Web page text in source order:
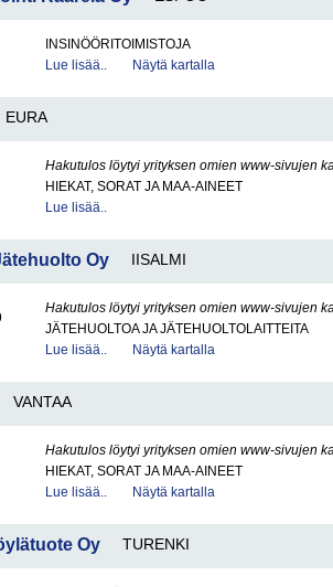
INSINÖÖRITOIMISTOJA
Lue lisää..
Näytä kartalla
EURA
Hakutulos löytyi yrityksen omien www-sivujen
HIEKAT, SORAT JA MAA-AINEET
Lue lisää..
Oy IISALMI
Hakutulos löytyi yrityksen omien www-sivujen
JÄTEHUOLTOA JA JÄTEHUOLTOLAITTEITA
Lue lisää..
Näytä kartalla
VANTAA
Hakutulos löytyi yrityksen omien www-sivujen
HIEKAT, SORAT JA MAA-AINEET
Lue lisää..
Näytä kartalla
Oy TURENKI